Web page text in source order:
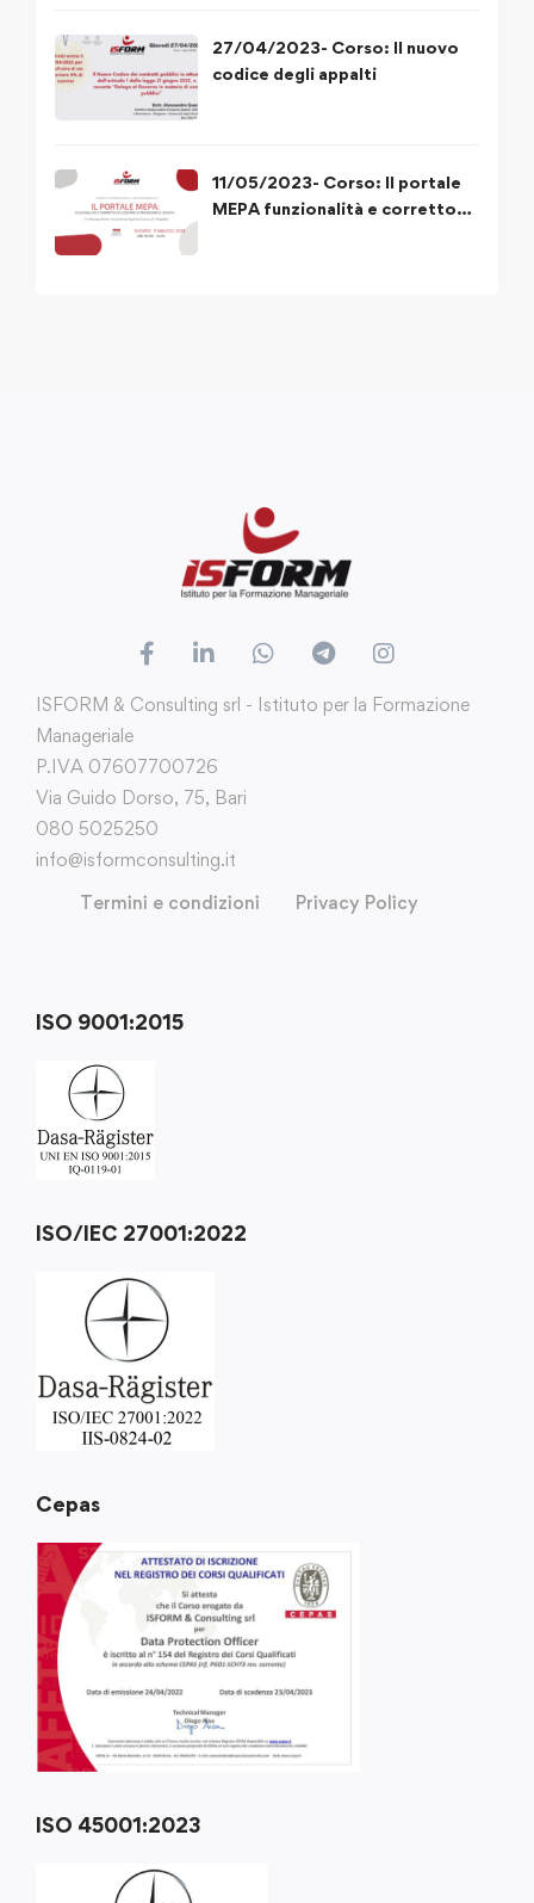
27/04/2023- Corso: Il nuovo
codice degli appalti
11/05/2023- Corso: Il portale
MEPA funzionalità e corretto
ISFORM & Consulting srl - Istituto per la Formazione
Manageriale
P.IVA 07607700726
Via Guido Dorso, 75, Bari
080 5025250
info@isformconsulting.it
Termini e condizioni
Privacy Policy
ISO 9001:2015
ISO/IEC 27001:2022
Cepas
ISO 45001:2023